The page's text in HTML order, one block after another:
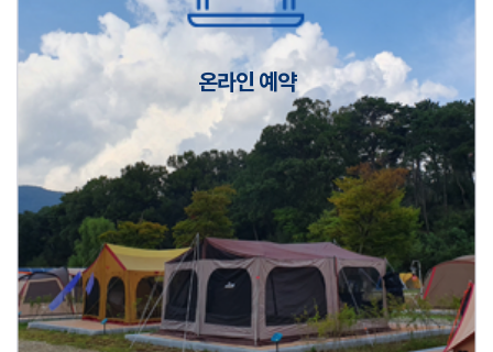
2026년 5월 캠핑장 안점 점검의 날 변경 안내
캠핑장(9월1일~6일) 미운영 공지
2026년 5월 캠핑장 안점 점검의 날 변경 안내
온라인 예약